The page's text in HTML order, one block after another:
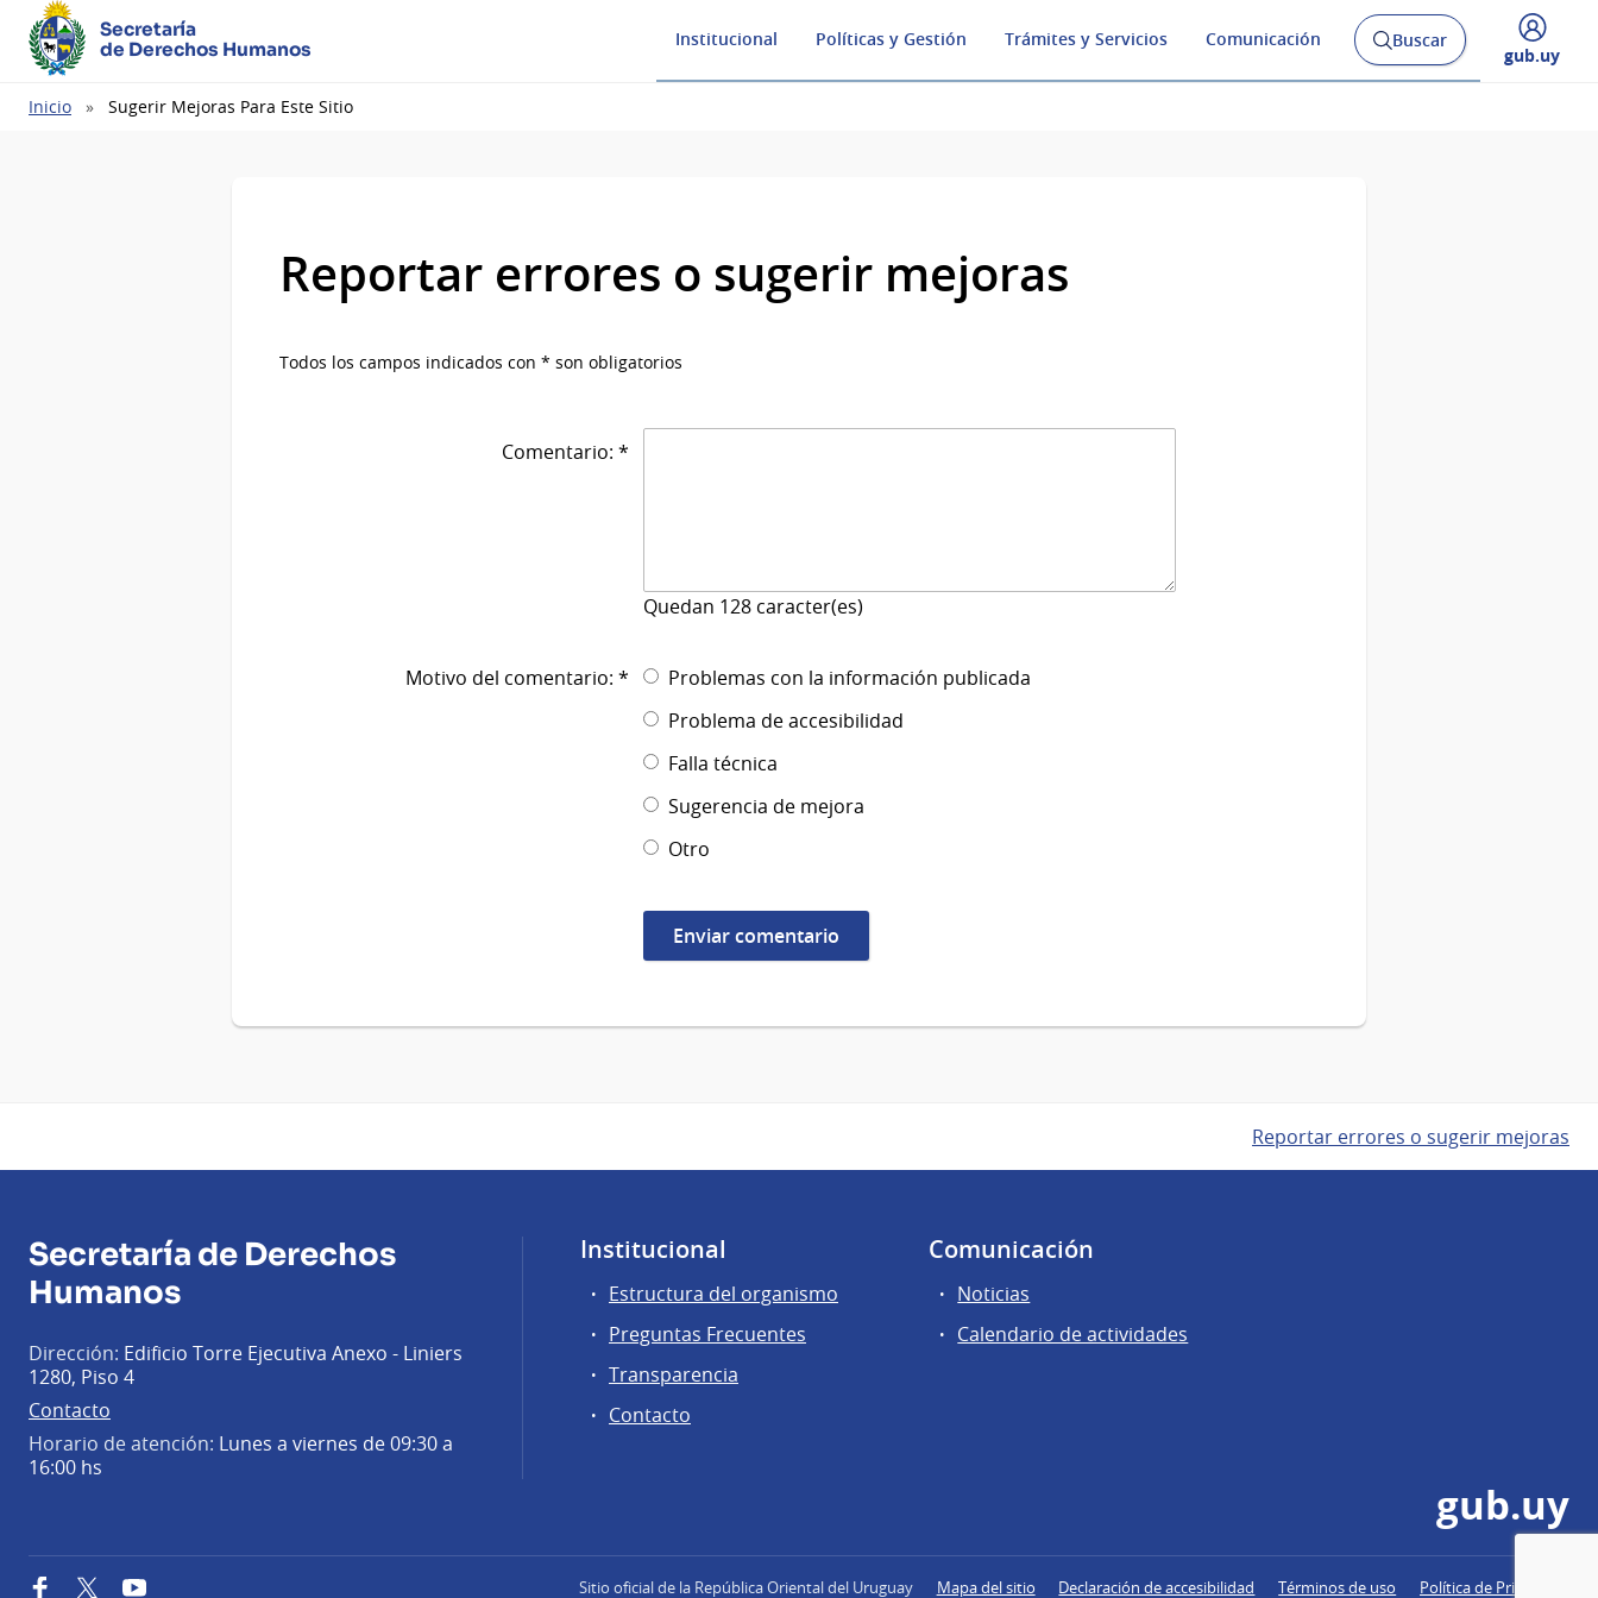
Secretaría
de Derechos Humanos
Institucional Políticas y Gestión Trámites y Servicios Comunicación
Abrir
buscador
Buscar
Desplegar
gub.uy
Ruta
Inicio Sugerir Mejoras Para Este Sitio
Reportar errores o sugerir mejoras
Todos los campos indicados con * son obligatorios
Comentario: *
Quedan 128 caracter(es)
Motivo del comentario: *
Problemas con la información publicada
Problema de accesibilidad
Falla técnica
Sugerencia de mejora
Otro
Reportar errores o sugerir mejoras
Secretaría de Derechos
Humanos
Dirección: Edificio Torre Ejecutiva Anexo - Liniers
1280, Piso 4
Contacto
Horario de atención: Lunes a viernes de 09:30 a
16:00 hs
Institucional
Estructura del organismo
Preguntas Frecuentes
Transparencia
Contacto
Comunicación
Noticias
Calendario de actividades
gub.uy
FacebookTwitterYouTube Sitio oficial de la República Oriental del Uruguay Mapa del sitio Declaración de accesibilidad Términos de uso Política de Privacidad